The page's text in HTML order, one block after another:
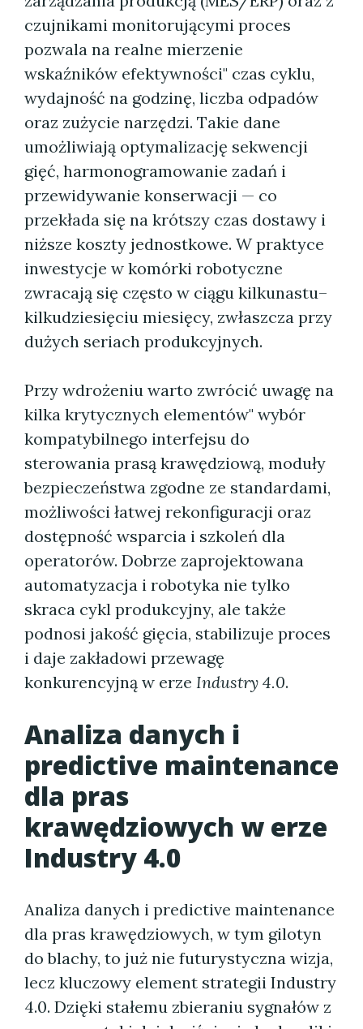
czujnikami monitorującymi proces
pozwala na realne mierzenie
wskaźników efektywności" czas cyklu,
wydajność na godzinę, liczba odpadów
oraz zużycie narzędzi. Takie dane
umożliwiają optymalizację sekwencji
gięć, harmonogramowanie zadań i
przewidywanie konserwacji — co
przekłada się na krótszy czas dostawy i
niższe koszty jednostkowe. W praktyce
inwestycje w komórki robotyczne
zwracają się często w ciągu kilkunastu–
kilkudziesięciu miesięcy, zwłaszcza przy
dużych seriach produkcyjnych.
Przy wdrożeniu warto zwrócić uwagę na
kilka krytycznych elementów" wybór
kompatybilnego interfejsu do
sterowania prasą krawędziową, moduły
bezpieczeństwa zgodne ze standardami,
możliwości łatwej rekonfiguracji oraz
dostępność wsparcia i szkoleń dla
operatorów. Dobrze zaprojektowana
automatyzacja i robotyka nie tylko
skraca cykl produkcyjny, ale także
podnosi jakość gięcia, stabilizuje proces
i daje zakładowi przewagę
konkurencyjną w erze Industry 4.0.
Analiza danych i
predictive maintenance
dla pras
krawędziowych w erze
Industry 4.0
Analiza danych i predictive maintenance
dla pras krawędziowych, w tym gilotyn
do blachy, to już nie futurystyczna wizja,
lecz kluczowy element strategii Industry
4.0. Dzięki stałemu zbieraniu sygnałów z